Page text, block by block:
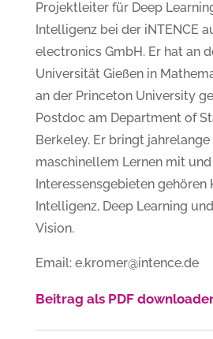
Projektleiter für Deep
Intelligenz bei der iNTENCE
electronics GmbH. Er hat an
Universität Gießen in
an der Princeton University
Postdoc am Department of
Berkeley. Er bringt
maschinellem Lernen mit und
Interessensgebieten gehören
Intelligenz, Deep Learning
Vision.
Email: e.kromer@intence.de
Beitrag als PDF